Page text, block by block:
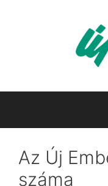
Az Új
száma